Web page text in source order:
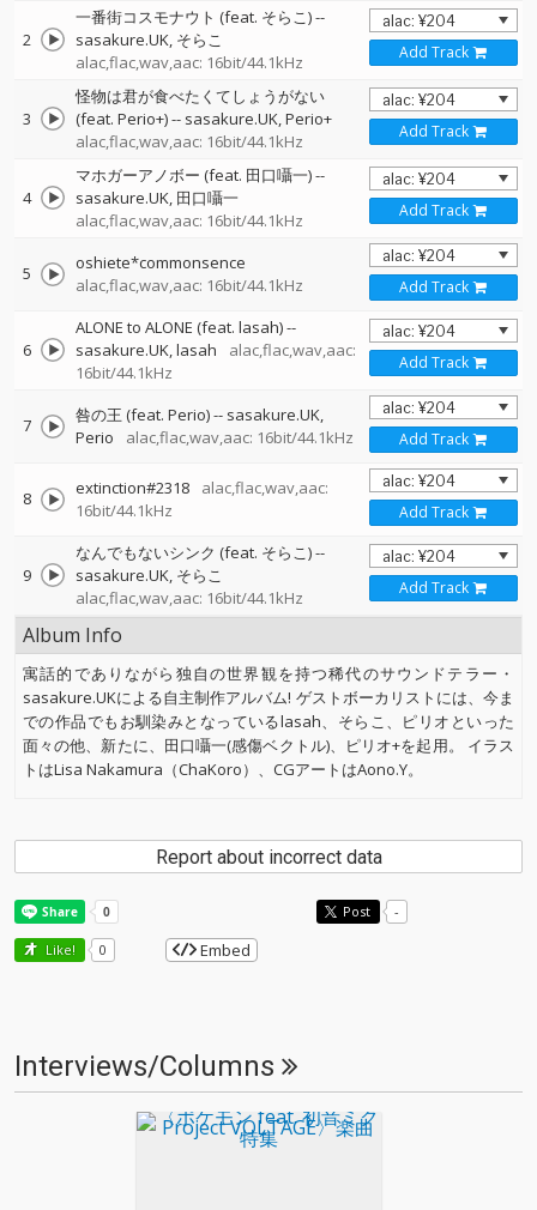
2
一番街コスモナウト (feat. そらこ)--
sasakure.UK そらこ
alac,flac,wav,aac: 16bit/44.1kHz
Add Track
3
怪物は君が食べたくてしょうがない
(feat. Perio+)-- sasakure.UK Perio+
alac,flac,wav,aac: 16bit/44.1kHz
Add Track
4
マホガーアノボー (feat. 田口囁一)--
sasakure.UK 田口囁一
alac,flac,wav,aac: 16bit/44.1kHz
Add Track
5
oshiete*commonsence
alac,flac,wav,aac: 16bit/44.1kHz
Add Track
6
ALONE to ALONE (feat. lasah)--
sasakure.UK lasah
alac,flac,wav,aac:
16bit/44.1kHz
Add Track
7 咎の王 (feat. Perio)-- sasakure.UK
Perio
alac,flac,wav,aac: 16bit/44.1kHz Add Track
8 extinction#2318
alac,flac,wav,aac:
16bit/44.1kHz
Add Track
9
なんでもないシンク (feat. そらこ)--
sasakure.UK そらこ
alac,flac,wav,aac: 16bit/44.1kHz
Add Track
Album Info
寓話的でありながら独自の世界観を持つ稀代のサウンドテラー・
sasakure.UKによる自主制作アルバム! ゲストボーカリストには、今ま
での作品でもお馴染みとなっているlasah、そらこ、ピリオといった
面々の他、新たに、田口囁一(感傷ベクトル)、ピリオ+を起用。 イラス
トはLisa Nakamura（ChaKoro）、CGアートはAono.Y。
Report about incorrect data
Post -
Like! 0 Embed
Interviews/Columns